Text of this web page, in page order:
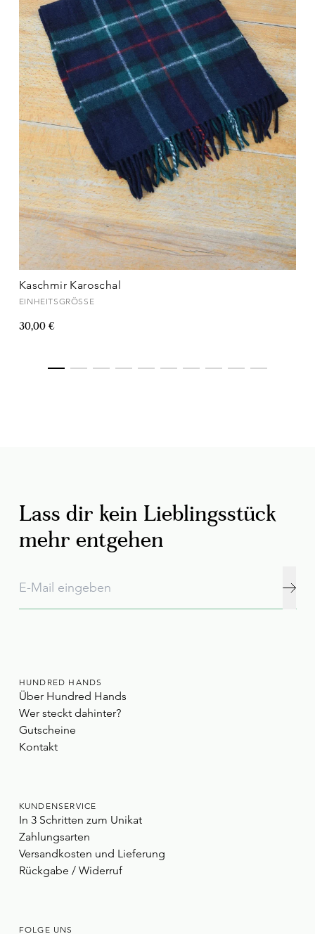
Kaschmir Karoschal
EINHEITSGRÖSSE
30,00 €
HUNDRED HANDS
Über Hundred Hands
Wer steckt dahinter?
Gutscheine
Kontakt
KUNDENSERVICE
In 3 Schritten zum Unikat
Zahlungsarten
Versandkosten und Lieferung
Rückgabe / Widerruf
FOLGE UNS
Lass dir kein Lieblingsstück
mehr entgehen